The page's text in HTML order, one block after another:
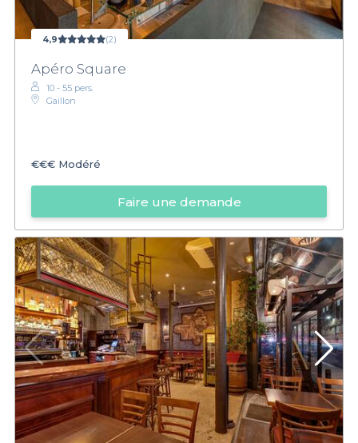
4,9 (2)
Apéro Square
10 - 55 pers.
Gaillon
€€€ Modéré
Faire une demande